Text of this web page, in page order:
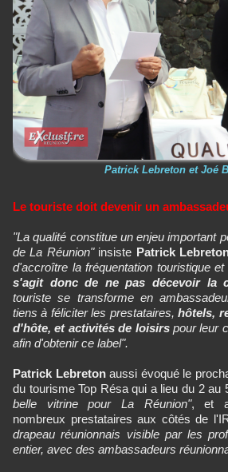
Patrick Lebreton et Joé
Le touriste doit devenir un
"La qualité constitue un enjeu important
de La Réunion" insiste Patrick
d'accroître la fréquentation touristique
s'agit donc de ne pas décevoir la
touriste se transforme en
tiens à féliciter les prestataires, hôtels,
d'hôte, et activités de loisirspour leur
afin d'obtenir ce label".
Patrick Lebretonaussi évoqué le
du tourisme Top Résa qui a lieu du 2 au
belle vitrine pour La Réunion", et
nombreux prestataires aux côtés de
drapeau réunionnais visible par les
entier, avec des ambassadeurs